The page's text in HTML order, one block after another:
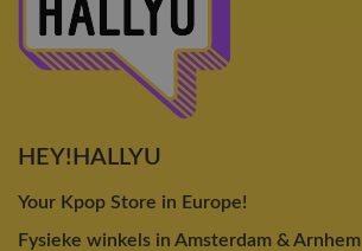
HEY!HALLYU
Your Kpop Store in Europe!
Fysieke winkels in Amsterdam & Arnhem